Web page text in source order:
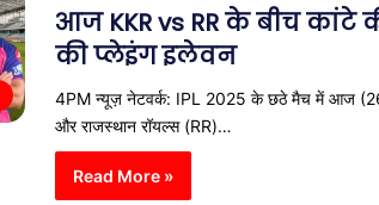
आज KKR vs RR के बीच कांटे
की प्लेइंग इलेवन
4PM न्यूज़ नेटवर्क: IPL 2025 के छठे मैच में आज (26
और राजस्थान रॉयल्स (RR)…
Read More »